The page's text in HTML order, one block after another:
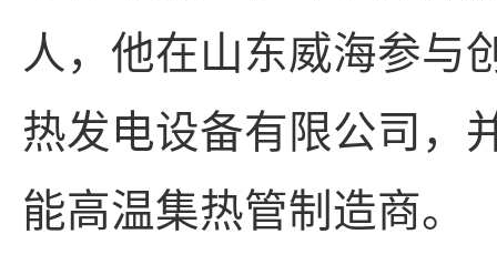
人，他在山东威海参
热发电设备有限公司，
能高温集热管制造商。